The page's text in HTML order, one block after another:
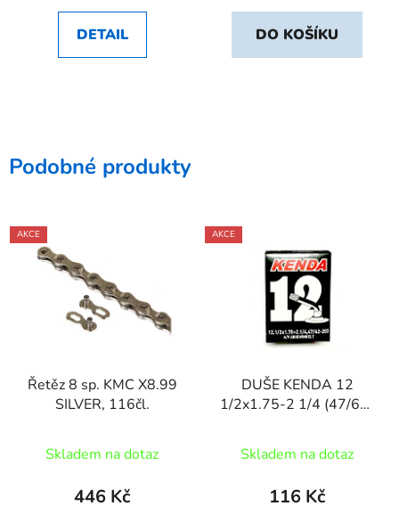
DETAIL DO KOŠÍKU
Podobné produkty
AKCE
Řetěz 8 sp. KMC X8.99
SILVER, 116čl.
Skladem na dotaz
446 Kč
AKCE
DUŠE KENDA 12
1/2x1.75-2 1/4 (47/62-
Skladem na dotaz
116 Kč